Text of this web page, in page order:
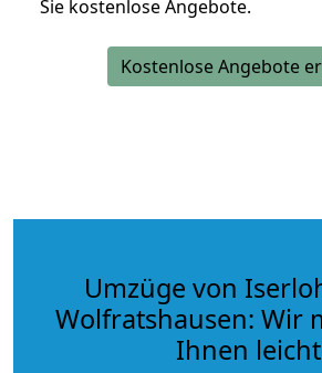
Sie kostenlose Angebote.
Kostenlose Angebote
Umzüge von
Wolfratshausen: Wir
Ihnen leicht